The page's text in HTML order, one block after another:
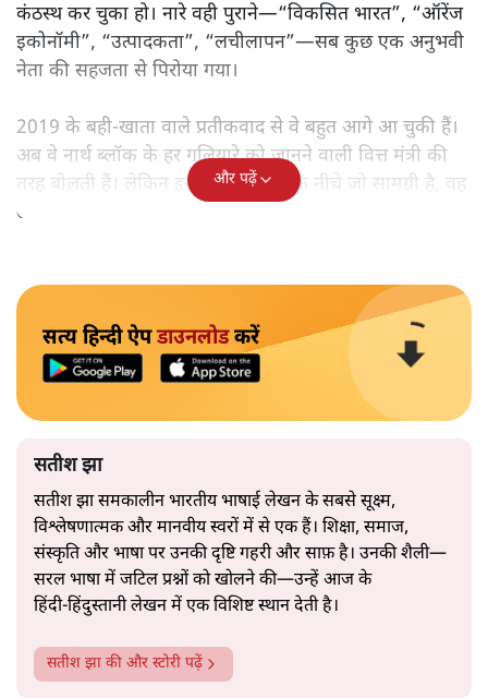
कंठस्थ कर चुका हो। नारे वही पुराने—“विकसित भारत”, “ऑरेंज
इकोनॉमी”, “उत्पादकता”, “लचीलापन”—सब कुछ एक अनुभवी
नेता की सहजता से पिरोया गया।
2019 के बही‑खाता वाले प्रतीकवाद से वे बहुत आगे आ चुकी हैं।
अब वे नार्थ ब्लॉक के हर गलियारे को जानने वाली वित्त मंत्री की
तरह बोलती हैं। लेकिन इस आत्मविश्वास के नीचे जो सामग्री है, वह
उतनी ही अनुमानित और दोहराव भरी।
और पढ़ें
सत्य हिन्दी ऐपडाउनलोडकरें
सतीश झा
सतीश झा समकालीन भारतीय भाषाई लेखन के सबसे सूक्ष्म,
विश्लेषणात्मक और मानवीय स्वरों में से एक हैं। शिक्षा, समाज,
संस्कृति और भाषा पर उनकी दृष्टि गहरी और साफ़ है। उनकी शैली—
सरल भाषा में जटिल प्रश्नों को खोलने की—उन्हें आज के
हिंदी‑हिंदुस्तानी लेखन में एक विशिष्ट स्थान देती है।
सतीश झा की और स्टोरी पढ़ें